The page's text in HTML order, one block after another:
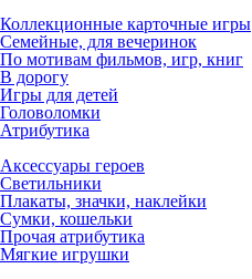
Коллекционные карточные игры
Семейные, для вечеринок
По мотивам фильмов, игр, книг
В дорогу
Игры для детей
Головоломки
Атрибутика
Аксессуары героев
Светильники
Плакаты, значки, наклейки
Сумки, кошельки
Прочая атрибутика
Мягкие игрушки